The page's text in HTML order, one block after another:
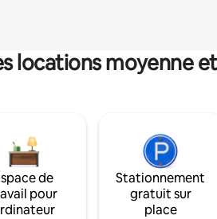
locations moyenne
de
pour
Stationnement
gratuit sur
place